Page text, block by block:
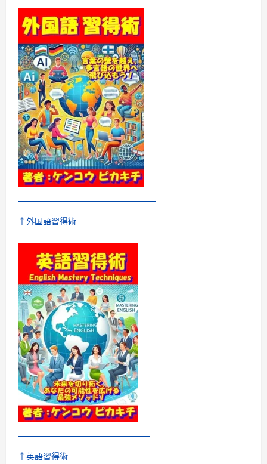
ト
レ
ー
ニ
ン
グ
マ
ニ
ュ
ア
ル
に
つ
い
て
さ
ら
に
読
む
↑外国語習得術
↑英語習得術